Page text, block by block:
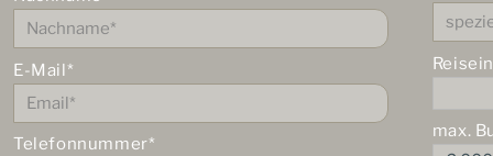
E-Mail*
Telefonnummer*
max.